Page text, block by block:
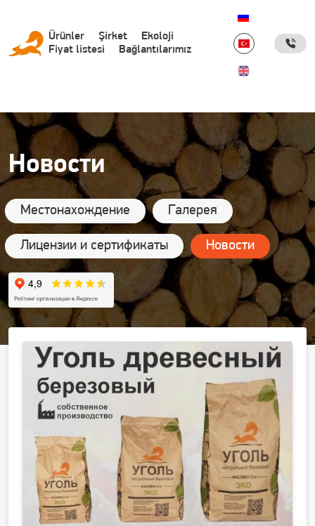
Основная
навигация
Ürünler Şirket
Ekoloji
Fiyat listesi
Bağlantılarımız
Новости
Местонахождение Галерея
Лицензии и сертификаты Новости